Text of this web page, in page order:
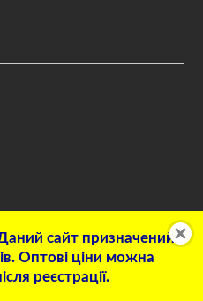
сайт призначений
Оптові ціни можна
реєстрації.